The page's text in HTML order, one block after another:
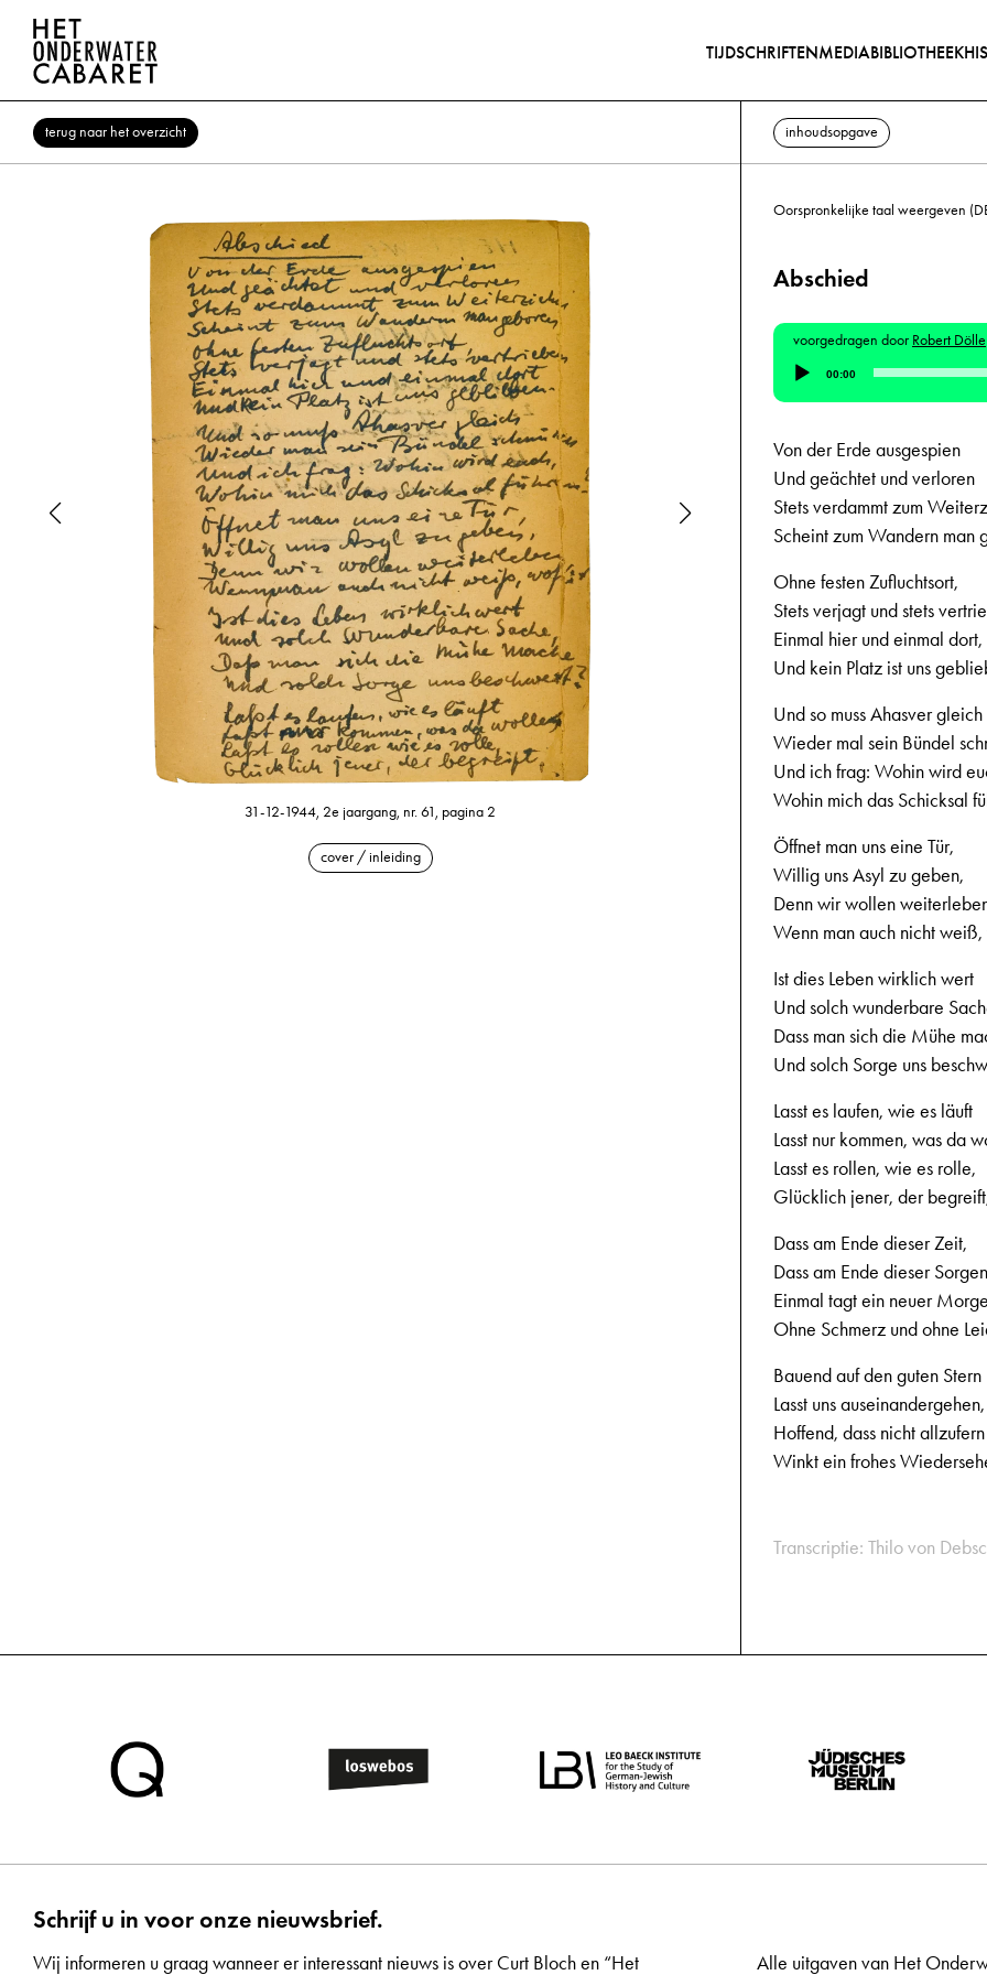
TIJDSCHRIFTENMEDIABIBLIOTHEEK
terug naar het overzicht
31-12-1944, 2e jaargang, nr. 61, pagina 2
cover / inleiding
inhoudsopgave
Oorspronkelijke taal weergeven
Abschied
voorgedragen door Robert Dölle
Audiospeler
00:00
Von der Erde ausgespien
Und geächtet und verloren
Stets verdammt zum
Scheint zum Wandern man
Ohne festen Zufluchtsort,
Stets verjagt und stets
Einmal hier und einmal dort,
Und kein Platz ist uns
Und so muss Ahasver gleich
Wieder mal sein Bündel
Und ich frag: Wohin wird
Wohin mich das Schicksal
Öffnet man uns eine Tür,
Willig uns Asyl zu geben,
Denn wir wollen
Wenn man auch nicht
Ist dies Leben wirklich wert
Und solch wunderbare
Dass man sich die Mühe
Und solch Sorge uns
Lasst es laufen, wie es läuft
Lasst nur kommen, was da
Lasst es rollen, wie es rolle,
Glücklich jener, der
Dass am Ende dieser Zeit,
Dass am Ende dieser
Einmal tagt ein neuer
Ohne Schmerz und ohne
Bauend auf den guten Stern
Lasst uns auseinandergehen,
Hoffend, dass nicht allzufern
Winkt ein frohes
Transcriptie: Thilo von
Schrijf u in voor onze nieuwsbrief.
Wij informeren u graag wanneer er interessant nieuws is over Curt Bloch en “Het Alle uitgaven van Het